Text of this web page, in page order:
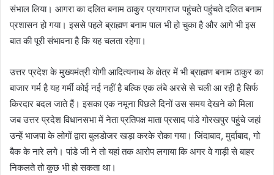
संभाल लिया। आगरा का दलित बनाम ठाकुर प्रयागराज पहुंचते पहुंचते दलित बनाम
प्रशासन हो गया। इससे पहले ब्राह्मण बनाम पाल भी हो चुका है और आगे भी इस
बात की पूरी संभावना है कि यह चलता रहेगा।
उत्तर प्रदेश के मुख्यमंत्री योगी आदित्यनाथ के क्षेत्र में भी ब्राह्मण बनाम ठाकुर का
बाजार गर्म है यह गर्मी कोई नई नहीं है बल्कि एक लंबे अरसे से चली आ रही है सिर्फ
किरदार बदल जाते हैं। इसका एक नमूना पिछले दिनों उस समय देखने को मिला
जब उत्तर प्रदेश विधानसभा में नेता प्रतिपक्ष माता प्रसाद पांडे गोरखपुर पहुंचे जहां
उन्हें भाजपा के लोगों द्वारा बुलडोजर खड़ा करके रोका गया। जिंदाबाद, मुर्दाबाद, गो
बैक के नारे लगे। पांडे जी ने तो यहां तक आरोप लगाया कि अगर वे गाड़ी से बाहर
निकलते तो कुछ भी हो सकता था।